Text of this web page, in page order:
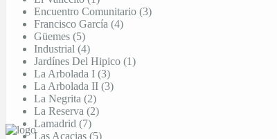
Encuentro Comunitario (3)
Francisco García (4)
Güemes (5)
Industrial (4)
Jardínes Del Hipico (1)
La Arbolada I (3)
La Arbolada II (3)
La Negrita (2)
La Reserva (2)
Lamadrid (7)
Las Acacias (5)